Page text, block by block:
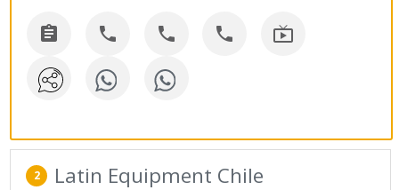
    
2 Latin Equipment Chile